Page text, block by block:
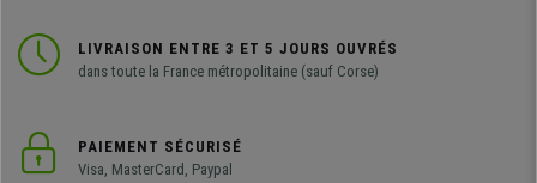
LIVRAISON ENTRE 3 ET 5 JOURS OUVRÉS
dans toute la France métropolitaine (sauf Corse)
PAIEMENT SÉCURISÉ
Visa, MasterCard, Paypal